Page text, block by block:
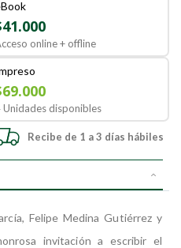
online + offline
Unidades disponibles
Recibe de 1 a 3 días hábiles
Felipe Medina Gutiérrez y
invitación a escribir el